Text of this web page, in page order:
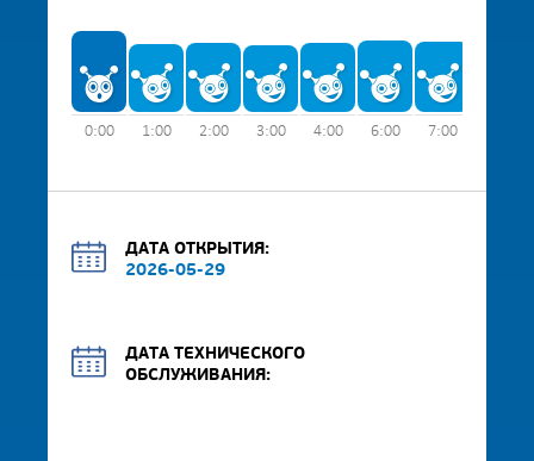
0:00 1:00 2:00 3:00 4:00 6:00 7:00
ДАТА ОТКРЫТИЯ:
2026-05-29
ДАТА ТЕХНИЧЕСКОГО
ОБСЛУЖИВАНИЯ: